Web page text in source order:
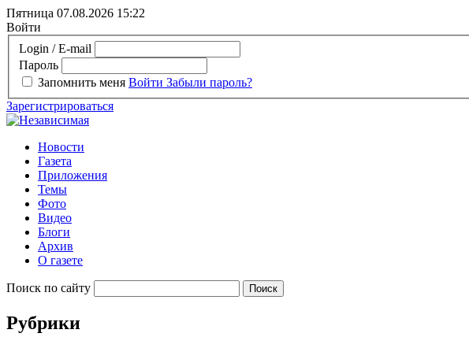
Пятница 07.08.2026 15:22
Войти
Login / E-mail
Пароль
Запомнить меня Войти Забыли пароль?
Зарегистрироваться
Новости
Газета
Приложения
Темы
Фото
Видео
Блоги
Архив
О газете
Поиск по сайту
Рубрики